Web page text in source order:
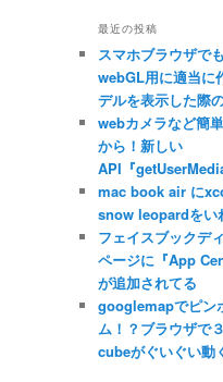
リ
ー
最近の投稿
スマホブラウザで
webGL用に適当に
デルを表示した際
webカメラなど簡
から！新しい
API『
mac book air に
snow leopardをい
フェイスブックデ
ページに『App
が追加されてる
googlemapでピン
ム！？ブラウザで
cubeがぐいぐい動